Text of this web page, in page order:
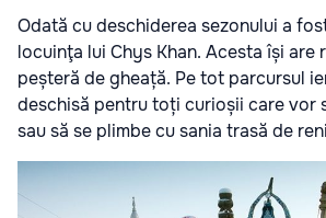
Odată cu deschiderea sezonului a
locuinţa lui Chys Khan. Acesta își are
peșteră de gheață. Pe tot parcursul
deschisă pentru toți curioșii care vor
sau să se plimbe cu sania trasă de